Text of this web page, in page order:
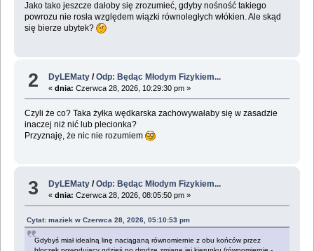
Jako tako jeszcze dałoby się zrozumieć, gdyby nośność takiego
powrozu nie rosła względem wiązki równoległych włókien. Ale skąd
się bierze ubytek?
2 DyLEMaty /Odp: Będąc Młodym Fizykiem...
«dnia: Czerwca 28, 2026, 10:29:30 pm »
Czyli że co? Taka żyłka wędkarska zachowywałaby się w zasadzie
inaczej niż nić lub plecionka?
Przyznaję, że nic nie rozumiem
3 DyLEMaty /Odp: Będąc Młodym Fizykiem...
«dnia: Czerwca 28, 2026, 08:05:50 pm »
Cytat: maziek w Czerwca 28, 2026, 05:10:53 pm
Gdybyś miał idealną linę naciąganą równomiernie z obu końców przez